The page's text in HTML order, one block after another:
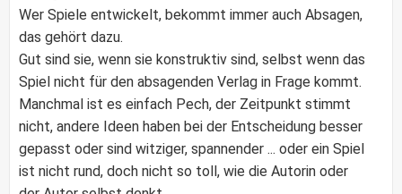
Wer Spiele entwickelt, bekommt immer auch Absagen,
das gehört dazu.
Gut sind sie, wenn sie konstruktiv sind, selbst wenn das
Spiel nicht für den absagenden Verlag in Frage kommt.
Manchmal ist es einfach Pech, der Zeitpunkt stimmt
nicht, andere Ideen haben bei der Entscheidung besser
gepasst oder sind witziger, spannender ... oder ein Spiel
ist nicht rund, doch nicht so toll, wie die Autorin oder